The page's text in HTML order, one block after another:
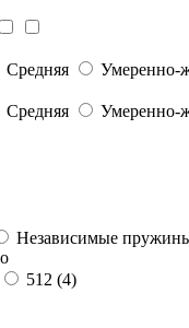
Средняя Умеренно-
Средняя Умеренно-
Независимые
512 (4)